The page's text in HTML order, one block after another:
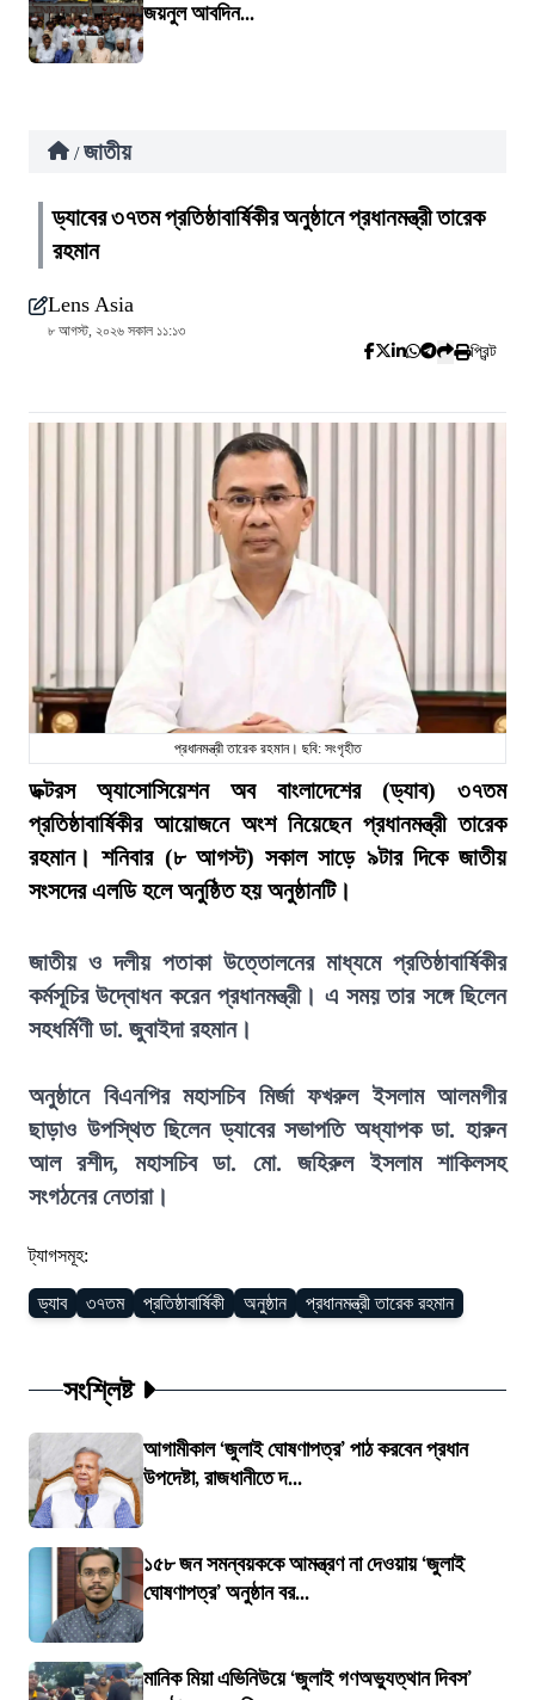
জয়নুল আবদিন...
/ জাতীয়
ড্যাবের ৩৭তম প্রতিষ্ঠাবার্ষিকীর অনুষ্ঠানে প্রধানমন্ত্রী তারেক
রহমান
Lens Asia
৮ আগস্ট, ২০২৬ সকাল ১১:১৩
প্রিন্ট
প্রধানমন্ত্রী তারেক রহমান। ছবি: সংগৃহীত
ডক্টরস অ্যাসোসিয়েশন অব বাংলাদেশের (ড্যাব) ৩৭তম
প্রতিষ্ঠাবার্ষিকীর আয়োজনে অংশ নিয়েছেন প্রধানমন্ত্রী তারেক
রহমান। শনিবার (৮ আগস্ট) সকাল সাড়ে ৯টার দিকে জাতীয়
সংসদের এলডি হলে অনুষ্ঠিত হয় অনুষ্ঠানটি।
জাতীয় ও দলীয় পতাকা উত্তোলনের মাধ্যমে প্রতিষ্ঠাবার্ষিকীর
কর্মসূচির উদ্বোধন করেন প্রধানমন্ত্রী। এ সময় তার সঙ্গে ছিলেন
সহধর্মিণী ডা. জুবাইদা রহমান।
অনুষ্ঠানে বিএনপির মহাসচিব মির্জা ফখরুল ইসলাম আলমগীর
ছাড়াও উপস্থিত ছিলেন ড্যাবের সভাপতি অধ্যাপক ডা. হারুন
আল রশীদ, মহাসচিব ডা. মো. জহিরুল ইসলাম শাকিলসহ
সংগঠনের নেতারা।
ট্যাগসমূহ:
ড্যাব ৩৭তম প্রতিষ্ঠাবার্ষিকী অনুষ্ঠান প্রধানমন্ত্রী তারেক রহমান
সংশ্লিষ্ট
আগামীকাল ‘জুলাই ঘোষণাপত্র’ পাঠ করবেন প্রধান
উপদেষ্টা, রাজধানীতে দ...
১৫৮ জন সমন্বয়ককে আমন্ত্রণ না দেওয়ায় ‘জুলাই
ঘোষণাপত্র’ অনুষ্ঠান বর...
মানিক মিয়া এভিনিউয়ে ‘জুলাই গণঅভ্যুত্থান দিবস’